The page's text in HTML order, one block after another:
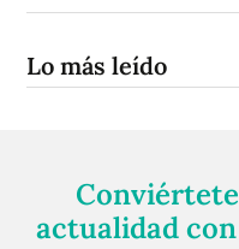
Lo más leído
actualidad